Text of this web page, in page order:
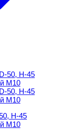
H-45
H-45
M10